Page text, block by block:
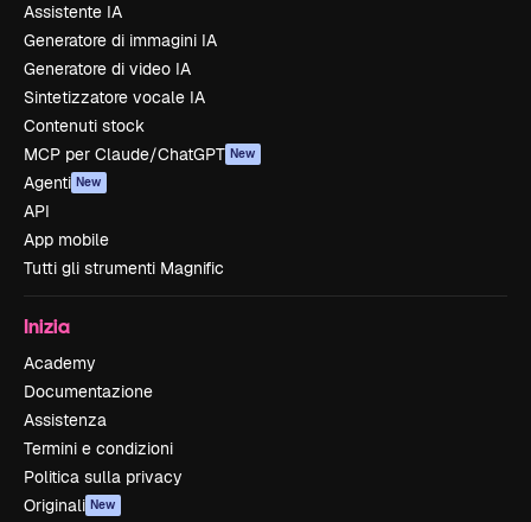
Assistente IA
Generatore di immagini IA
Generatore di video IA
Sintetizzatore vocale IA
Contenuti stock
MCP per Claude/ChatGPT New
Agenti New
API
App mobile
Tutti gli strumenti Magnific
Inizia
Academy
Documentazione
Assistenza
Termini e condizioni
Politica sulla privacy
Originali New